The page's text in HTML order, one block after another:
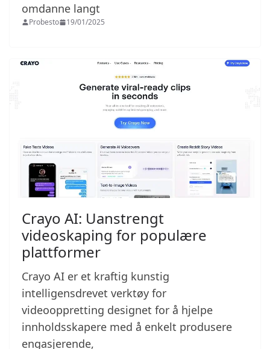
omdanne langt
Probesto 19/01/2025
Crayo AI: Uanstrengt
videoskaping for populære
plattformer
Crayo AI er et kraftig kunstig
intelligensdrevet verktøy for
videooppretting designet for å hjelpe
innholdsskapere med å enkelt produsere
engasjerende,